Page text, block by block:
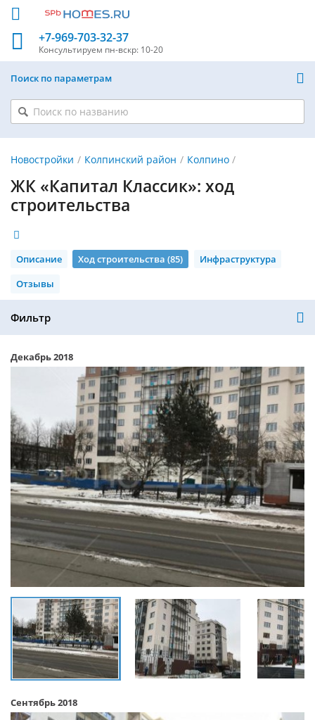
+7-969-703-32-37
Консультируем пн-вскр: 10-20
Поиск по параметрам
Новостройки Колпинский район Колпино
ЖК «Капитал Классик»: ход
строительства
Описание Ход строительства (85)
Инфраструктура
Отзывы
Фильтр
Декабрь 2018
Сентябрь 2018